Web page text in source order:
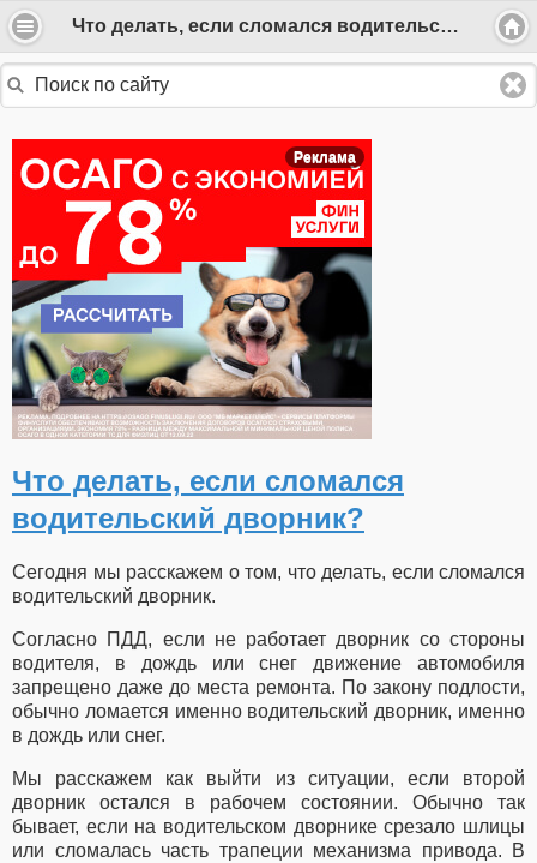
Что делать, если сломался водительский дворник?
Реклама
Что делать, если сломался
водительский дворник?
Сегодня мы расскажем о том, что делать, если сломался
водительский дворник.
Согласно ПДД, если не работает дворник со стороны
водителя, в дождь или снег движение автомобиля
запрещено даже до места ремонта. По закону подлости,
обычно ломается именно водительский дворник, именно
в дождь или снег.
Мы расскажем как выйти из ситуации, если второй
дворник остался в рабочем состоянии. Обычно так
бывает, если на водительском дворнике срезало шлицы
или сломалась часть трапеции механизма привода. В